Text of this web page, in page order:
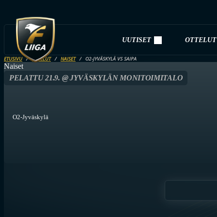
UUTISET OTTELUT
ETUSIVU OTTELUT NAISET O2-JYVÄSKYLÄ VS SAIPA
Naiset
PELATTU 21.9. @ JYVÄSKYLÄN MONITOIMITALO
O2-Jyväskylä